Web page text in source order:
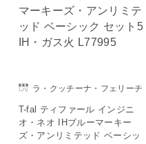
ラ・クッチーナ・フェリーチ
T-fal ティファール インジニ
オ・ネオ IHブルーマーキー
ズ・アンリミテッド ベーシッ